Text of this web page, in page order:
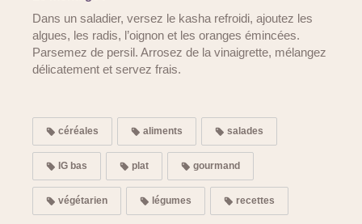
Dans un saladier, versez le kasha refroidi, ajoutez les
algues, les radis, l’oignon et les oranges émincées.
Parsemez de persil. Arrosez de la vinaigrette, mélangez
délicatement et servez frais.
céréales aliments salades
IG bas plat gourmand
végétarien légumes recettes